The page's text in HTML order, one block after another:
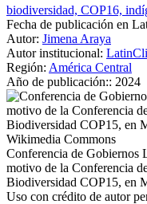
biodiversidad, COP16,
Fecha de publicación en
Autor: Jimena Araya
Autor institucional:
Región: América Central
Año de publicación:: 2024
Wikimedia Commons
Conferencia de Gobiernos
motivo de la Conferencia
Biodiversidad COP15, en
Uso con crédito de autor